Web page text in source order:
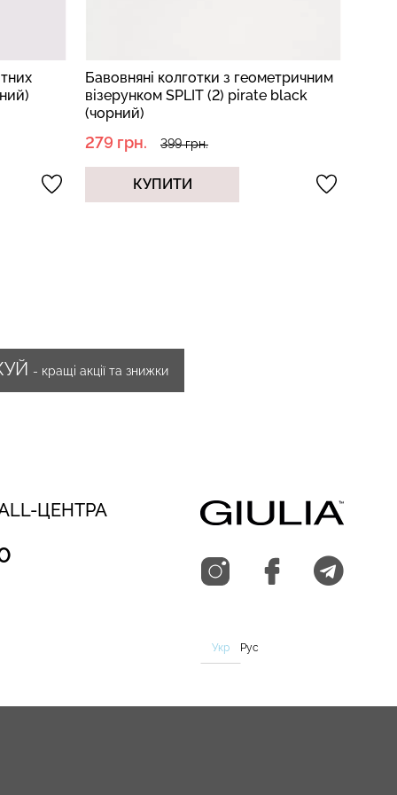
Бавовняні колготки з імітацією панчіх
з візерунком SPLIT (5) pirate black
(чорний)
279 грн. 399 грн.
КУПИТИ
- кращі акції та знижки
ЦЕНТРА
Укр Рус